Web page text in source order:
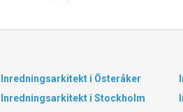
Inredningsarkitekt i Österåker
Inredningsarkitekt i Stockholm